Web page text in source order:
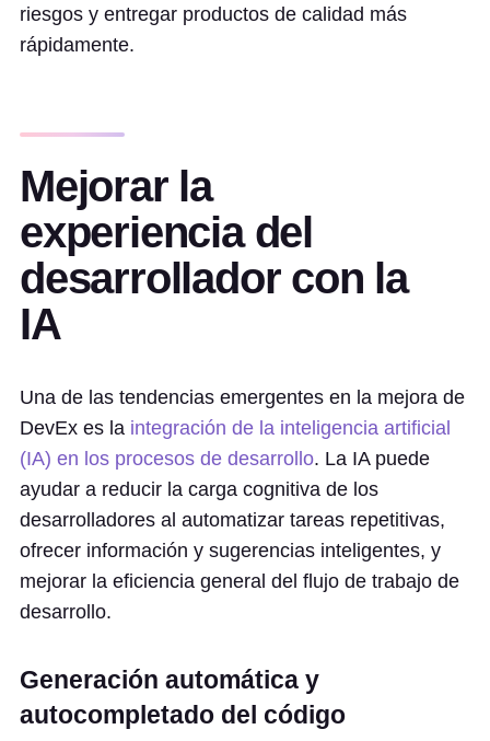
riesgos y entregar productos de calidad más
rápidamente.
Mejorar la
experiencia del
desarrollador con la
IA
Una de las tendencias emergentes en la mejora de
DevEx es la integración de la inteligencia artificial
(IA) en los procesos de desarrollo. La IA puede
ayudar a reducir la carga cognitiva de los
desarrolladores al automatizar tareas repetitivas,
ofrecer información y sugerencias inteligentes, y
mejorar la eficiencia general del flujo de trabajo de
desarrollo.
Generación automática y
autocompletado del código